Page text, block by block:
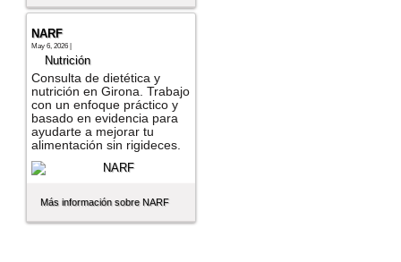
NARF
May 6, 2026 |
Nutrición
Consulta de dietética y
nutrición en Girona. Trabajo
con un enfoque práctico y
basado en evidencia para
ayudarte a mejorar tu
alimentación sin rigideces.
Más información sobre NARF